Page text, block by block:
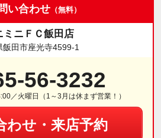
い合わせ （無料）
ミニＦＣ飯田店
飯田市座光寺4599-1
56-3232
／火曜日（1～3月は休まず営業！）
わせ・来店予約